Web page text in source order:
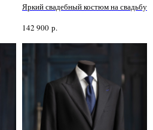
Яркий свадебный костюм на свадьбу
142 900 р.